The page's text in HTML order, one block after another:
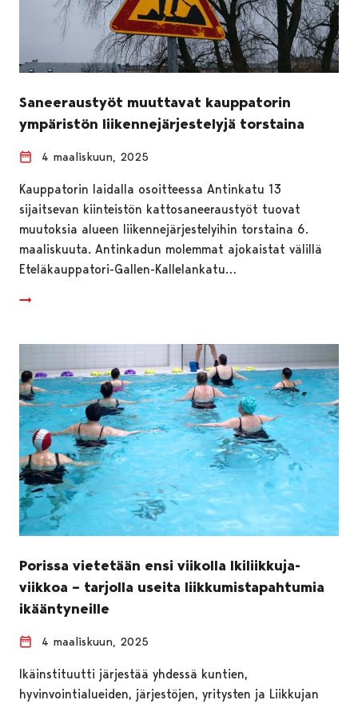
Saneeraustyöt muuttavat kauppatorin
ympäristön liikennejärjestelyjä torstaina
4 maaliskuun, 2025
Kauppatorin laidalla osoitteessa Antinkatu 13
sijaitsevan kiinteistön kattosaneeraustyöt tuovat
muutoksia alueen liikennejärjestelyihin torstaina 6.
maaliskuuta. Antinkadun molemmat ajokaistat välillä
Eteläkauppatori-Gallen-Kallelankatu…
Porissa vietetään ensi viikolla Ikiliikkuja-
viikkoa – tarjolla useita liikkumistapahtumia
ikääntyneille
4 maaliskuun, 2025
Ikäinstituutti järjestää yhdessä kuntien,
hyvinvointialueiden, järjestöjen, yritysten ja Liikkujan